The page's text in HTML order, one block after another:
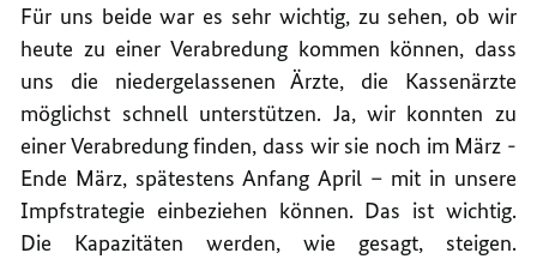
Für uns beide war es sehr wichtig, zu sehen, ob wir
heute zu einer Verabredung kommen können, dass
uns die niedergelassenen Ärzte, die Kassenärzte
möglichst schnell unterstützen. Ja, wir konnten zu
einer Verabredung finden, dass wir sie noch im März -
Ende März, spätestens Anfang April – mit in unsere
Impfstrategie einbeziehen können. Das ist wichtig.
Die Kapazitäten werden, wie gesagt, steigen.